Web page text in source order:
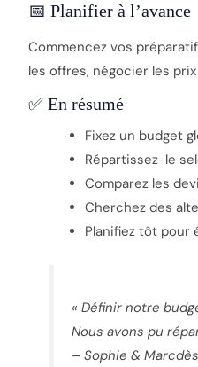
📅 Planifier à l’avance
Commencez vos
les offres, négocier les
✅ En résumé
Fixez un budget
Répartissez-le
Comparez les
Cherchez des
Planifiez tôt pour
« Définir notre
Nous avons pu
– Sophie &